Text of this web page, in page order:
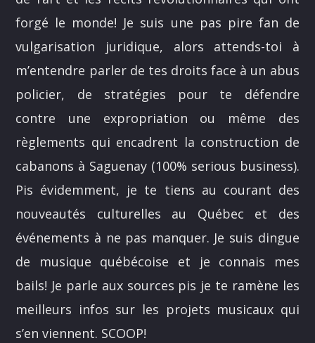
DOMINICK BOUCHARD
ASHLEY COURNOYER NADEAU
H25
forgé le monde! Je suis une pas pire fan de
vulgarisation juridique, alors attends-toi à
m’entendre parler de tes droits face à un abus
policier, de stratégies pour te défendre
contre une expropriation ou même des
règlements qui encadrent la construction de
cabanons à Saguenay (100% serious business).
Pis évidemment, je te tiens au courant des
nouveautés culturelles au Québec et des
événements à ne pas manquer. Je suis dingue
de musique québécoise et je connais mes
bails! Je parle aux sources pis je te ramène les
meilleurs infos sur les projets musicaux qui
s’en viennent. SCOOP!